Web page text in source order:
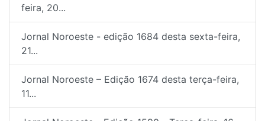
feira, 20...
Jornal Noroeste - edição 1684 desta sexta-feira,
21...
Jornal Noroeste – Edição 1674 desta terça-feira,
11...